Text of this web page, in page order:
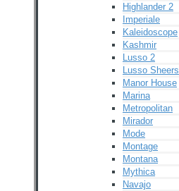
Highlander 2
Imperiale
Kaleidoscope
Kashmir
Lusso 2
Lusso Sheers
Manor House
Marina
Metropolitan
Mirador
Mode
Montage
Montana
Mythica
Navajo